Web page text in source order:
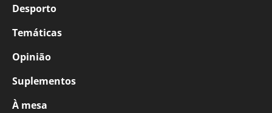
Desporto
Temáticas
Opinião
Suplementos
À mesa